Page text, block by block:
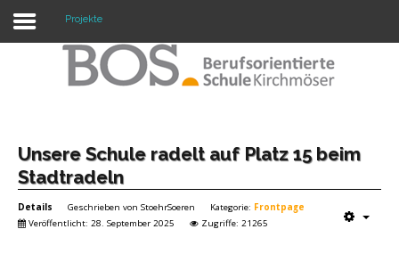
Warning: "continue" targeting switch is equivalent
Home
Profil
Unsere Schule
Projekte
Unsere Schule radelt auf Platz 15 beim
Stadtradeln
Details Geschrieben von StoehrSoeren Kategorie: Frontpage
Veröffentlicht: 28. September 2025
Zugriffe: 21265